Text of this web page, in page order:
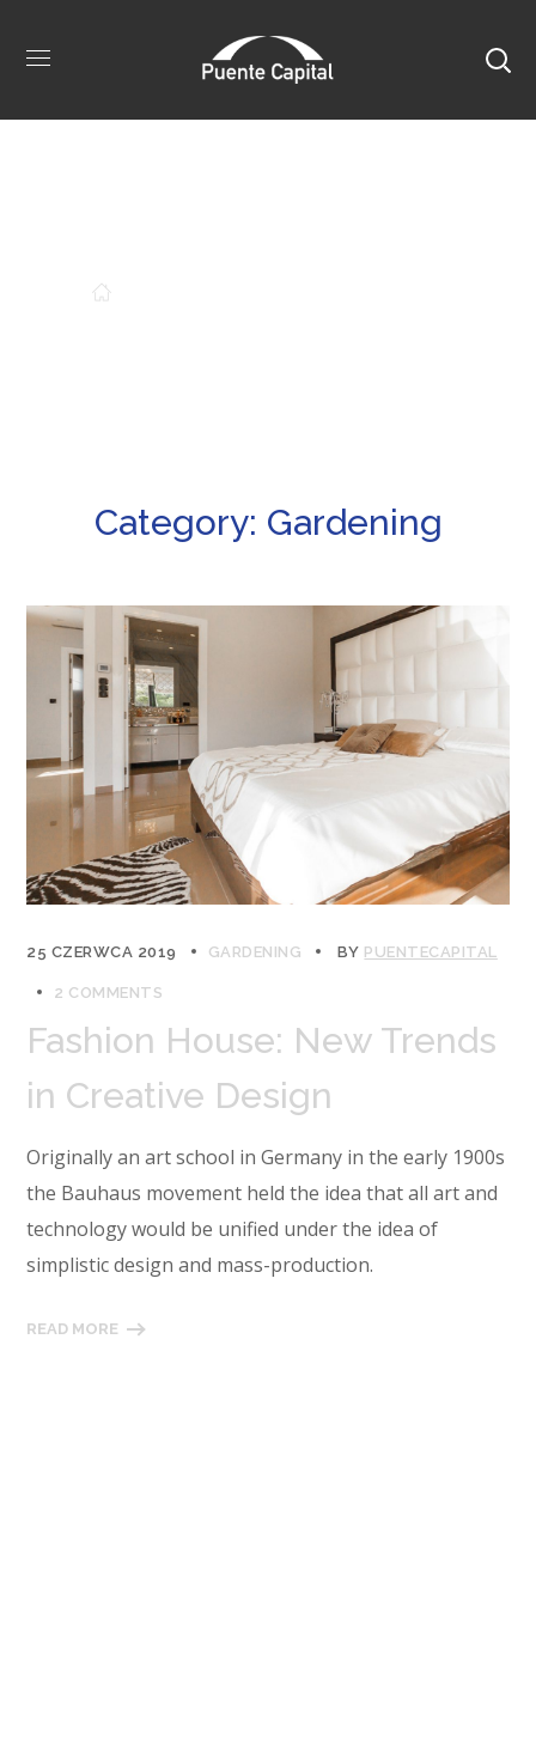
Category: Gardening
25 CZERWCA 2019 GARDENING BY PUENTECAPITAL
2 COMMENTS
Fashion House: New Trends
in Creative Design
Originally an art school in Germany in the early 1900s
the Bauhaus movement held the idea that all art and
technology would be unified under the idea of
simplistic design and mass-production.
READ MORE